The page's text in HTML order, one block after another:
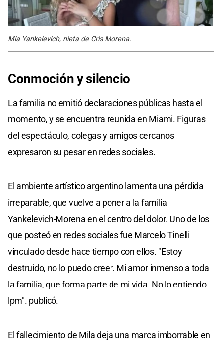
Mia Yankelevich, nieta de Cris Morena.
Conmoción y silencio
La familia no emitió declaraciones públicas hasta el
momento, y se encuentra reunida en Miami. Figuras
del espectáculo, colegas y amigos cercanos
expresaron su pesar en redes sociales.
El ambiente artístico argentino lamenta una pérdida
irreparable, que vuelve a poner a la familia
Yankelevich-Morena en el centro del dolor. Uno de los
que posteó en redes sociales fue Marcelo Tinelli
vinculado desde hace tiempo con ellos. "Estoy
destruido, no lo puedo creer. Mi amor inmenso a toda
la familia, que forma parte de mi vida. No lo entiendo
lpm". publicó.
El fallecimiento de Mila deja una marca imborrable en